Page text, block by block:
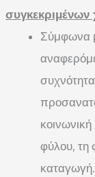
συγκεκριμένων
Σύμφωνα
φύλου, τη
καταγωγή.